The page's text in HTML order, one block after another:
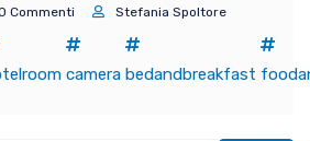
Commenti Stefania Spoltore
camera bedandbreakfast